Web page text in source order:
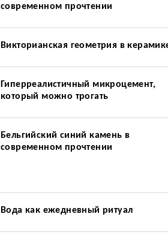
современном прочтении
Викторианская геометрия в
Гиперреалистичный микроцемент,
который можно трогать
Бельгийский синий камень в
современном прочтении
Вода как ежедневный ритуал